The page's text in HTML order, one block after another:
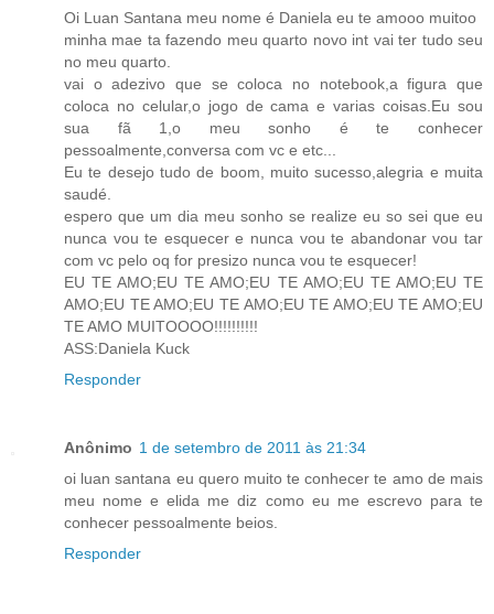
Oi Luan Santana meu nome é Daniela eu te amooo muitoo
minha mae ta fazendo meu quarto novo int vai ter tudo seu
no meu quarto.
vai o adezivo que se coloca no notebook,a figura que
coloca no celular,o jogo de cama e varias coisas.Eu sou
sua fã 1,o meu sonho é te conhecer
pessoalmente,conversa com vc e etc...
Eu te desejo tudo de boom, muito sucesso,alegria e muita
saudé.
espero que um dia meu sonho se realize eu so sei que eu
nunca vou te esquecer e nunca vou te abandonar vou tar
com vc pelo oq for presizo nunca vou te esquecer!
EU TE AMO;EU TE AMO;EU TE AMO;EU TE AMO;EU TE
AMO;EU TE AMO;EU TE AMO;EU TE AMO;EU TE AMO;EU
TE AMO MUITOOOO!!!!!!!!!!
ASS:Daniela Kuck
Responder
Anônimo 1 de setembro de 2011 às 21:34
oi luan santana eu quero muito te conhecer te amo de mais
meu nome e elida me diz como eu me escrevo para te
conhecer pessoalmente beios.
Responder